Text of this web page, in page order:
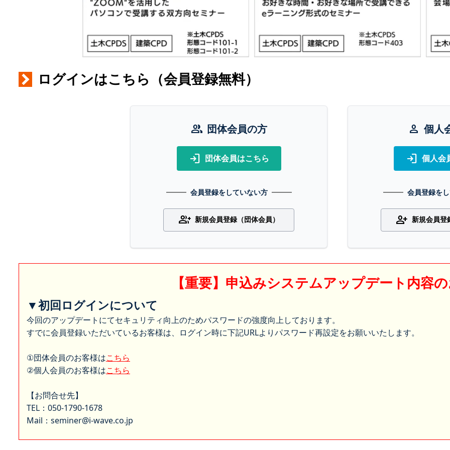
ログインはこちら（会員登録無料）
group 団体会員の方
login 団体会員はこちら
会員登録をしていない方
group_add 新規会員登録（団体会員）
person 個人
login 個人会
会員登録を
person_add 新規会員登
【重要】申込みシステムアップデート内容
▼初回ログインについて
今回のアップデートにてセキュリティ向上のためパスワードの強度向上しております。
すでに会員登録いただいているお客様は、ログイン時に下記URLよりパスワード再設定をお願いいたします。
①団体会員のお客様はこちら
②個人会員のお客様はこちら
【お問合せ先】
TEL：050-1790-1678
Mail：seminer@i-wave.co.jp